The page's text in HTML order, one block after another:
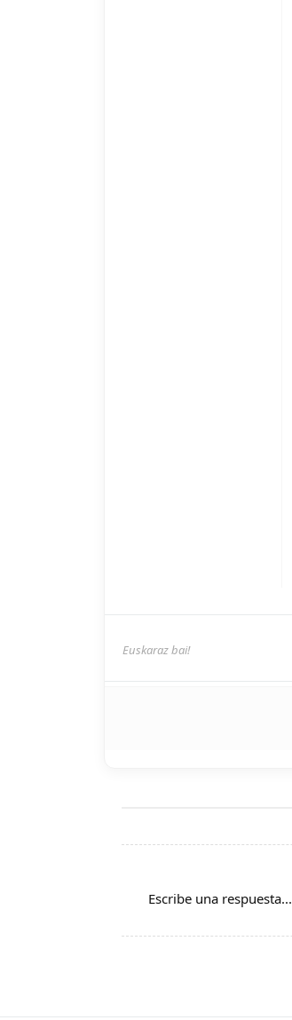
Euskaraz bai!
Escribe una respuesta...